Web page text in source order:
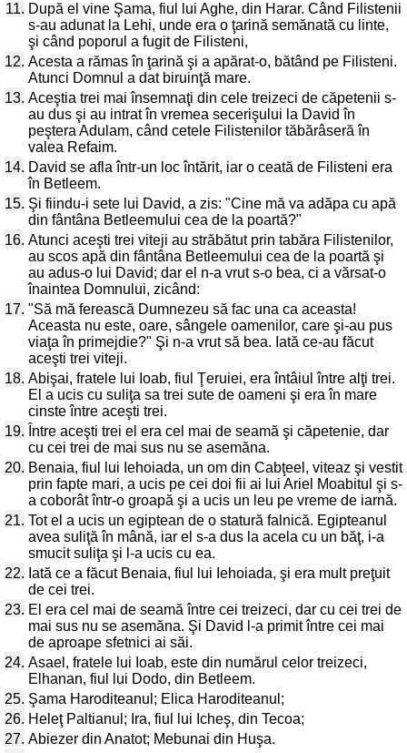
11. După el vine Şama, fiul lui Aghe, din Harar. Când Filistenii
s-au adunat la Lehi, unde era o ţarină semănată cu linte,
şi când poporul a fugit de Filisteni,
12. Acesta a rămas în ţarină şi a apărat-o, bătând pe Filisteni.
Atunci Domnul a dat biruinţă mare.
13. Aceştia trei mai însemnaţi din cele treizeci de căpetenii s-
au dus şi au intrat în vremea secerişului la David în
peştera Adulam, când cetele Filistenilor tăbărâseră în
valea Refaim.
14. David se afla într-un loc întărit, iar o ceată de Filisteni era
în Betleem.
15. Şi fiindu-i sete lui David, a zis: "Cine mă va adăpa cu apă
din fântâna Betleemului cea de la poartă?"
16. Atunci aceşti trei viteji au străbătut prin tabăra Filistenilor,
au scos apă din fântâna Betleemului cea de la poartă şi
au adus-o lui David; dar el n-a vrut s-o bea, ci a vărsat-o
înaintea Domnului, zicând:
17. "Să mă ferească Dumnezeu să fac una ca aceasta!
Aceasta nu este, oare, sângele oamenilor, care şi-au pus
viaţa în primejdie?" Şi n-a vrut să bea. Iată ce-au făcut
aceşti trei viteji.
18. Abişai, fratele lui Ioab, fiul Ţeruiei, era întâiul între alţi trei.
El a ucis cu suliţa sa trei sute de oameni şi era în mare
cinste între aceşti trei.
19. Între aceşti trei el era cel mai de seamă şi căpetenie, dar
cu cei trei de mai sus nu se asemăna.
20. Benaia, fiul lui Iehoiada, un om din Cabţeel, viteaz şi vestit
prin fapte mari, a ucis pe cei doi fii ai lui Ariel Moabitul şi s-
a coborât într-o groapă şi a ucis un leu pe vreme de iarnă.
21. Tot el a ucis un egiptean de o statură falnică. Egipteanul
avea suliţă în mână, iar el s-a dus la acela cu un băţ, i-a
smucit suliţa şi l-a ucis cu ea.
22. Iată ce a făcut Benaia, fiul lui Iehoiada, şi era mult preţuit
de cei trei.
23. El era cel mai de seamă între cei treizeci, dar cu cei trei de
mai sus nu se asemăna. Şi David l-a primit între cei mai
de aproape sfetnici ai săi.
24. Asael, fratele lui Ioab, este din numărul celor treizeci,
Elhanan, fiul lui Dodo, din Betleem.
25. Şama Haroditeanul; Elica Haroditeanul;
26. Heleţ Paltianul; Ira, fiul lui Icheş, din Tecoa;
27. Abiezer din Anatot; Mebunai din Huşa.